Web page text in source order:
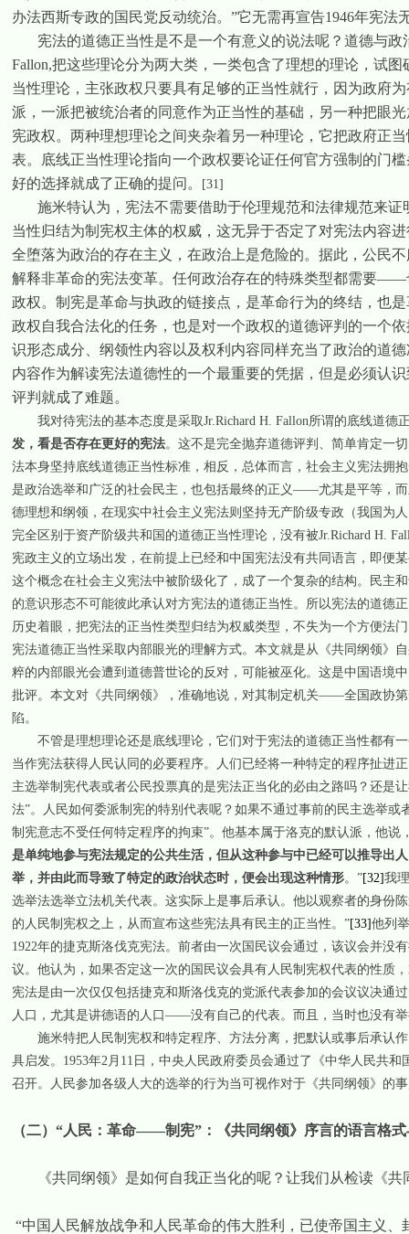
办法西斯专政的国民党反动统治。”它无需再宣告1946年宪法
宪法的道德正当性是不是一个有意义的说法呢？ 道德与政
Fallon,把这些理论分为两大类，一类包含了理想的理论，试
当性理论，主张政权只要具有足够的正当性就行，因为政府
派，一派把被统治者的同意作为正当性的基础，另一种把眼
宪政权。两种理想理论之间夹杂着另一种理论，它把政府正
表。底线正当性理论指向一个政权要论证任何官方强制的门
好的选择就成了正确的提问。
[31]
施米特认为，宪法不需要借助于伦理规范和法律规范来
当性归结为制宪权主体的权威，这无异于否定了对宪法内容
全堕落为政治的存在主义，在政治上是危险的。据此，公民
解释非革命的宪法变革。任何政治存在的特殊类型都需要
政权。制宪是革命与执政的链接点，是革命行为的终结，也
政权自我合法化的任务，也是对一个政权的道德评判的一个
识形态成分、纲领性内容以及权利内容同样充当了政治的道
内容作为解读宪法道德性的一个最重要的凭据，但是必须认
评判就成了难题。
我对待宪法的基本态度是采取Jr.Richard H. Fallon所谓的底线道德
发，看是否存在更好的宪法。 这不是完全抛弃道德评判、简单肯定一
法本身坚持底线道德正当性标准，相反，总体而言，社会主义宪法
是政治选举和广泛的社会民主，也包括最终的正义——尤其是平等，
德理想和纲领，在现实中社会主义宪法则坚持无产阶级专政（我国为
完全区别于资产阶级共和国的道德正当性理论，没有被Jr.Richard H.
宪政主义的立场出发，在前提上已经和中国宪法没有共同语言，即便
这个概念在社会主义宪法中被阶级化了，成了一个复杂的结构。民主
的意识形态不可能彼此承认对方宪法的道德正当性。所以宪法的道德
历史着眼，把宪法的正当性类型归结为权威类型，不失为一个方便法
宪法道德正当性采取内部眼光的理解方式。本文就是从《共同纲领》
粹的内部眼光会遭到道德普世论的反对，可能被巫化。这是中国语境
批评。本文对《共同纲领》，准确地说，对其制定机关——全国政协
陷。
不管是理想理论还是底线理论，它们对于宪法的道德正当性都有
当作宪法获得人民认同的必要程序。人们已经将一种特定的程序扯进
主选举制宪代表或者公民投票真的是宪法正当化的必由之路吗？还是
法”。人民如何委派制宪的特别代表呢？如果不通过事前的民主选举
制宪意志不受任何特定程序的拘束”。他基本属于洛克的默认派，他说
是单纯地参与宪法规定的公共生活，但从这种参与中已经可以推导出
举，并由此而导致了特定的政治状态时，便会出现这种情形。 ”[32]我
选举法选举立法机关代表。这实际上是事后承认。他以观察者的身份
的人民制宪权之上，从而宣布这些宪法具有民主的正当性。”[33]他列
1922年的捷克斯洛伐克宪法。前者由一次国民议会通过，该议会并没
议。他认为，如果否定这一次的国民议会具有人民制宪权代表的性质
宪法是由一次仅仅包括捷克和斯洛伐克的党派代表参加的会议议决通
人口，尤其是讲德语的人口——没有自己的代表。而且，当时也没有
施米特把人民制宪权和特定程序、方法分离，把默认或事后承认
具启发。 1953年2月 11 日，中央人民政府委员会通过了《中华人民共
召开。人民参加各级人大的选举的行为当可视作对于《共同纲领》的
（二）“人民：革命——制宪”：《共同纲领》序言的语言格
《共同纲领》是如何自我正当化的呢？让我们从检读《
“中国人民解放战争和人民革命的伟大胜利，已使帝国主义